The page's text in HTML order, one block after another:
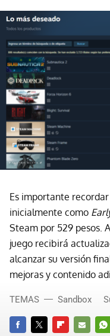
Es importante
inicialmente como
Steam por 529 pesos.
juego recibirá
alcanzar su versión
mejoras y contenido
TEMAS Sandbox